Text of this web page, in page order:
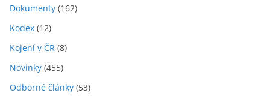
Dokumenty (162)
Kodex (12)
Kojení v ČR (8)
Novinky (455)
Odborné články (53)